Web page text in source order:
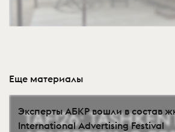
Еще материалы
Эксперты АБКР вошли в состав
International Advertising Festival